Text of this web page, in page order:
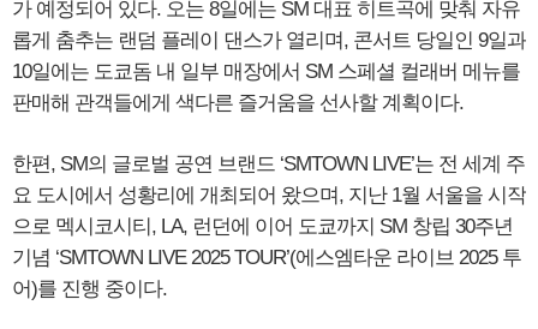
가 예정되어 있다. 오는 8일에는 SM 대표 히트곡에 맞춰 자유
롭게 춤추는 랜덤 플레이 댄스가 열리며, 콘서트 당일인 9일과
10일에는 도쿄돔 내 일부 매장에서 SM 스페셜 컬래버 메뉴를
판매해 관객들에게 색다른 즐거움을 선사할 계획이다.
한편, SM의 글로벌 공연 브랜드 ‘SMTOWN LIVE’는 전 세계 주
요 도시에서 성황리에 개최되어 왔으며, 지난 1월 서울을 시작
으로 멕시코시티, LA, 런던에 이어 도쿄까지 SM 창립 30주년
기념 ‘SMTOWN LIVE 2025 TOUR’(에스엠타운 라이브 2025 투
어)를 진행 중이다.